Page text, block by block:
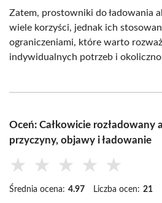
Zatem, prostowniki do ładowania
wiele korzyści, jednak ich
ograniczeniami, które warto
indywidualnych potrzeb i
Oceń: Całkowicie rozładowany
przyczyny, objawy i ładowanie
★ ★ ★ ★ ★
Średnia ocena: 4.97 Liczba ocen: 21